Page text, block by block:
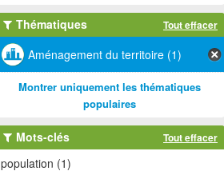
Thématiques Tout effacer
Aménagement du territoire (1)
Montrer uniquement les thématiques
populaires
Mots-clés Tout effacer
population (1)